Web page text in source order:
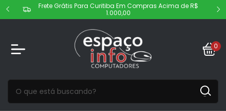
Frete Grátis Para Curitiba Em Compras Acima de R$
1.000,00
0